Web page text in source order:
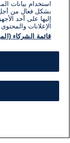
استخدام بيانات
بشكل فعال من أجل
إليها على أحد
الإعلانات
قائمة الشركاء